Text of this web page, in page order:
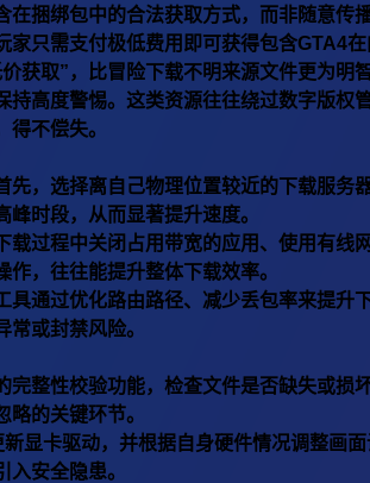
捆绑包中的合法获取方式，而非随意传播
只需支付极低费用即可获得包含GTA4
获取”，比冒险下载不明来源文件更为明智
高度警惕。这类资源往往绕过数字版权
不偿失。
，选择离自己物理位置较近的下载服务
时段，从而显著提升速度。
过程中关闭占用带宽的应用、使用有线
，往往能提升整体下载效率。
通过优化路由路径、减少丢包率来提升下
或封禁风险。
整性校验功能，检查文件是否缺失或损
的关键环节。
显卡驱动，并根据自身硬件情况调整画
安全隐患。